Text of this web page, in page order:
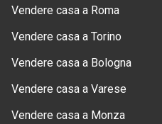
Vendere casa a Roma
Vendere casa a Torino
Vendere casa a Bologna
Vendere casa a Varese
Vendere casa a Monza